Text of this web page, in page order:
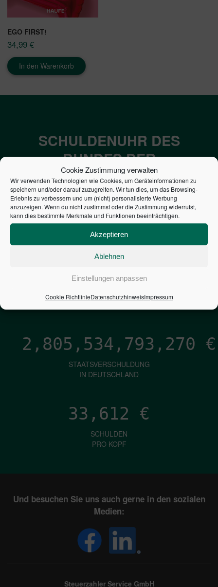
Cookie Zustimmung verwalten
Wir verwenden Technologien wie Cookies, um Geräteinformationen zu
speichern und/oder darauf zuzugreifen. Wir tun dies, um das Browsing-
Erlebnis zu verbessern und um (nicht) personalisierte Werbung
anzuzeigen. Wenn du nicht zustimmst oder die Zustimmung widerrufst,
kann dies bestimmte Merkmale und Funktionen beeinträchtigen.
Akzeptieren
Ablehnen
Einstellungen anpassen
Cookie RichtlinieDatenschutzhinweisImpressum
EGO FIRST!
34,99 €
In den Warenkorb
SCHULDENUHR DES
BUNDES DER
STEUERZAHLER
7,052€
NEUVERSCHULDUNG
PRO SEKUNDE
1,601€
ZINSEN
2,805,534,794,955 €
STAATSVERSCHULDUNG
IN DEUTSCHLAND
33,612 €
SCHULDEN
PRO KOPF
Und besuchen Sie uns auch gerne in den sozialen
Medien:
Steuerzahler Service GmbH